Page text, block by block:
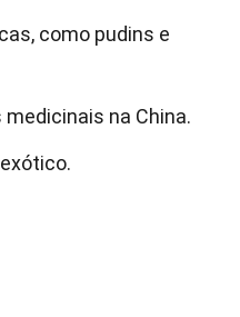
como pudins e
na China.